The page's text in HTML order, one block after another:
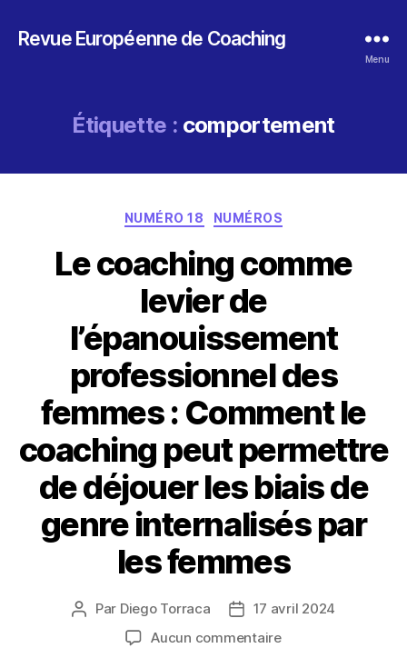
Revue Européenne de Coaching
Menu
Étiquette : comportement
Catégories
NUMÉRO 18 NUMÉROS
Le coaching comme
levier de
l’épanouissement
professionnel des
femmes : Comment le
coaching peut permettre
de déjouer les biais de
genre internalisés par
les femmes
Auteur
Par Diego Torraca
Date17 avril 2024
Aucun commentairesur